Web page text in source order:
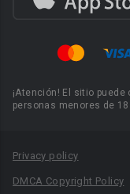
¡Atención! El sitio
personas menores de 18
Privacy policy
DMCA Copyright Policy